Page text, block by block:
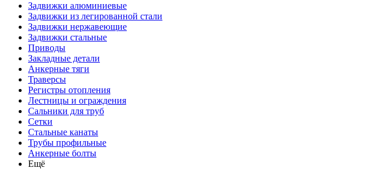
Задвижки алюминиевые
Задвижки из легированной стали
Задвижки нержавеющие
Задвижки стальные
Приводы
Закладные детали
Анкерные тяги
Траверсы
Регистры отопления
Лестницы и ограждения
Сальники для труб
Сетки
Стальные канаты
Трубы профильные
Анкерные болты
Ещё